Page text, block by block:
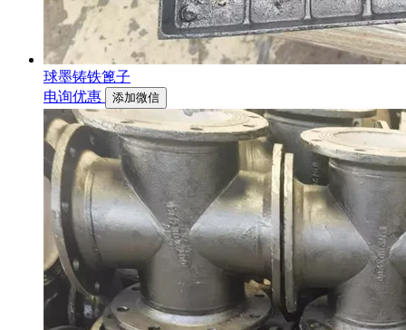
球墨铸铁篦子
电询优惠
添加微信